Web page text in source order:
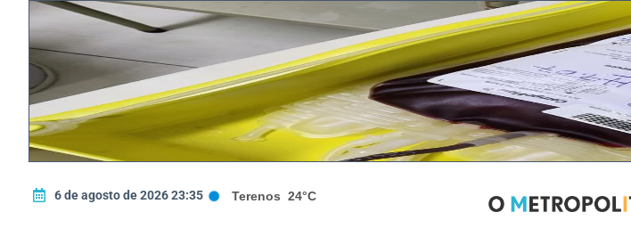
6 de agosto de 2026 23:35 Terenos 24°C